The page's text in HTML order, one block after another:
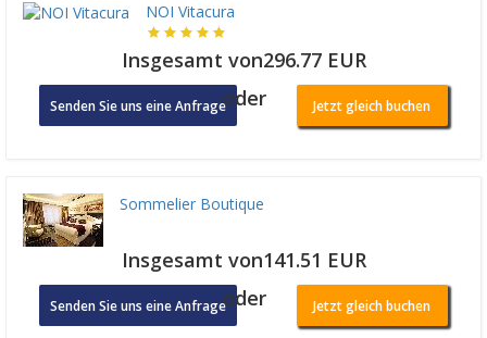
NOI Vitacura
Insgesamt von296.77 EUR
Senden Sie uns eine Anfrageoder Jetzt gleich buchen
Sommelier Boutique
Insgesamt von141.51 EUR
Senden Sie uns eine Anfrageoder Jetzt gleich buchen